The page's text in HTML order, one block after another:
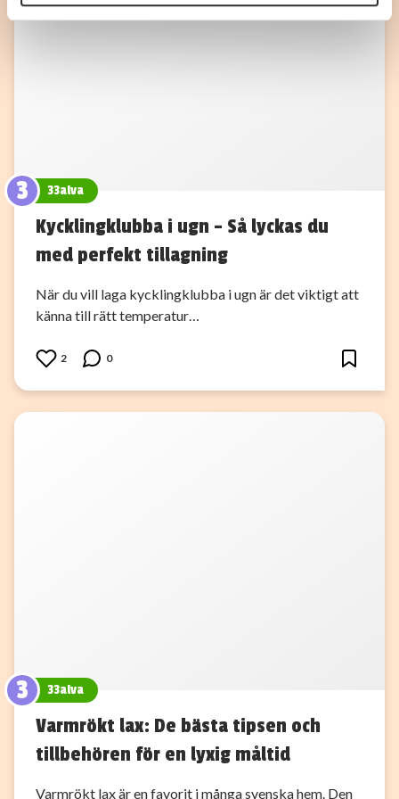
annons- och analysföretag som vi samarbetar med.
3 33alva
Kycklingklubba i ugn – Så lyckas du
med perfekt tillagning
När du vill laga kycklingklubba i ugn är det viktigt att
känna till rätt temperatur…
2 0
3 33alva
Varmrökt lax: De bästa tipsen och
tillbehören för en lyxig måltid
Varmrökt lax är en favorit i många svenska hem. Den